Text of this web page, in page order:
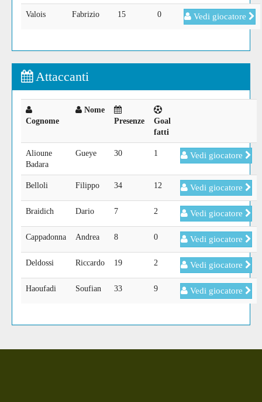
Valois Fabrizio 15 0 Vedi giocatore
Attaccanti
Cognome
Nome
Presenze
Goal
fatti
Alioune
Badara
Gueye 30 1 Vedi giocatore
Belloli Filippo 34 12 Vedi giocatore
Braidich Dario 7 2 Vedi giocatore
Cappadonna Andrea 8 0 Vedi giocatore
Deldossi Riccardo 19 2 Vedi giocatore
Haoufadi Soufian 33 9 Vedi giocatore